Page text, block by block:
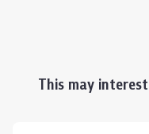
This may